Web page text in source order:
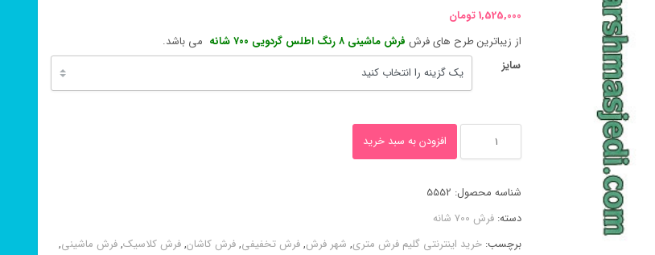
1,525,000 تومان
از زیباترین طرح های فرش فرش ماشینی ۸ رنگ اطلس گردویی ۷۰۰ شانه
می باشد.
سایز
ماشینی
۸
رنگ
افزودن به سبد خرید
شناسه محصول: 5552
دسته:فرش 700 شانه
برچسب:خرید اینترنتی گلیم فرش متری, شهر فرش,فرش تخفیفی,فرش کاشان,فرش کلاسیک,فرش ماشینی,